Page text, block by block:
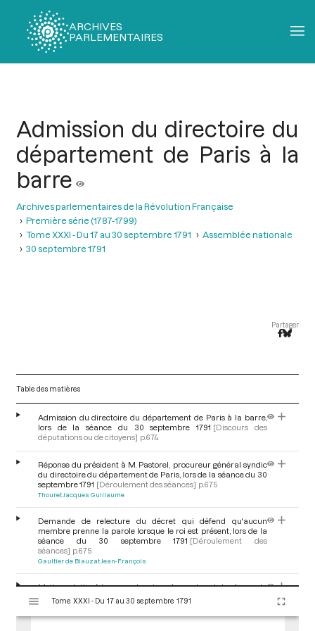
ARCHIVES
PARLEMENTAIRES
Admission du directoire du
département de Paris à la
barre
Archives parlementaires de la Révolution Française
Première série (1787-1799)
Tome XXXI - Du 17 au 30 septembre 1791
Assemblée nationale
30 septembre 1791
Partager
Table des matières
Admission du directoire du département de Paris à la barre,
lors de la séance du 30 septembre 1791 [Discours des
députations ou de citoyens] p.674
Réponse du président à M. Pastorel, procureur général syndic
du directoire du département de Paris, lors de la séance du 30
septembre 1791 [Déroulement des séances] p.675
Thouret Jacques Guillaume
Demande de relecture du décret qui défend qu'aucun
membre prenne la parole lorsque le roi est présent, lors de la
séance du 30 septembre 1791 [Déroulement des
séances] p.675
Gaultier de Biauzat Jean-François
Motion relative à la venue du roi en séance, lors de la séance du
30 septembre 1791
[Motion et motion d'ordre]
Goupilleau de Fontenay Jean-François
s
Tome XXXI - Du 17 au 30 septembre 1791